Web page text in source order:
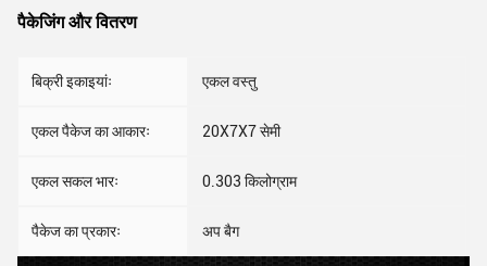
पैकेजिंग और वितरण
बिक्री इकाइयांः एकल वस्तु
एकल पैकेज का आकारः 20X7X7 सेमी
एकल सकल भारः 0.303 किलोग्राम
पैकेज का प्रकारः अप बैग